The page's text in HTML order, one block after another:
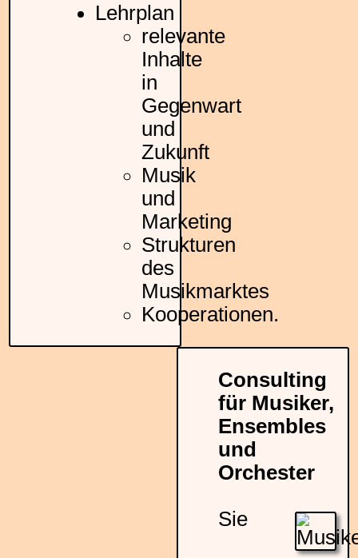
Lehrplan
relevante
Inhalte
in
Gegenwart
und
Zukunft
Musik
und
Marketing
Strukturen
des
Musikmarktes
Kooperationen.
Consulting
für Musiker,
Ensembles
und
Orchester
Sie